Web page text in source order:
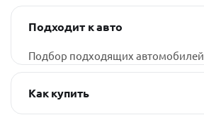
Подходит к авто
Подбор подходящих автомобилей
Как купить